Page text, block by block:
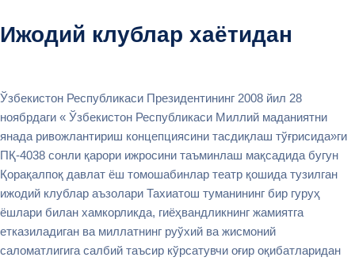
Ижодий клублар хаётидан
Ўзбекистон Республикаси Президентининг 2008 йил 28
ноябрдаги « Ўзбекистон Республикаси Миллий маданиятни
янада ривожлантириш концепциясини тасдиқлаш тўғрисида»ги
ПҚ-4038 сонли қарори ижросини таъминлаш мақсадида бугун
Қорақалпоқ давлат ёш томошабинлар театр қошида тузилган
ижодий клублар аъзолари Тахиатош туманининг бир гуруҳ
ёшлари билан хамкорликда, гиёҳвандликнинг жамиятга
етказиладиган ва миллатнинг руўхий ва жисмоний
саломатлигига салбий таъсир кўрсатувчи оғир оқибатларидан